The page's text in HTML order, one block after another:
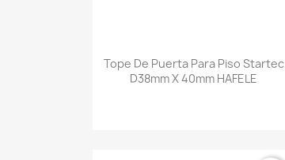
Vista rápida
Tope De Puerta Para Piso Startec
D38mm X 40mm HAFELE